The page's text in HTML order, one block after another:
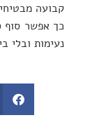
קבועה
כך אפשר סוף
נעימות ובלי